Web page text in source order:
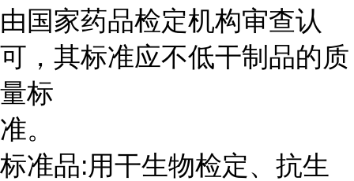
由国家药品检定机构审查认
可，其标准应不低干制品的质
量标
准。
标准品:用干生物检定、抗生